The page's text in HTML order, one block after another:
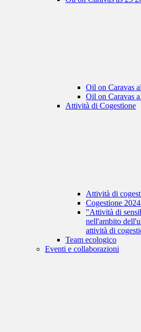
Oil on Caravas
Oil on Caravas
Attività di Cogestione
Attività di
Cogestione
"Attività di
nell'ambito
attività di
Team ecologico
Eventi e collaborazioni